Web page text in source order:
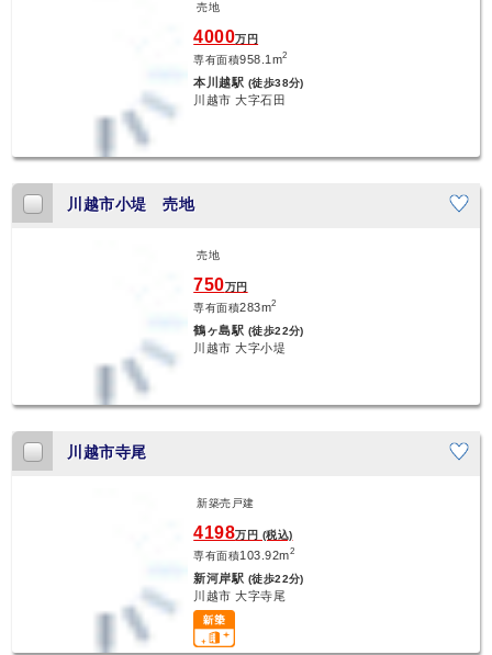
売地
4000万円
専有面積958.1m2
本川越駅 (徒歩38分)
川越市 大字石田
川越市小堤 売地
売地
750万円
専有面積283m2
鶴ヶ島駅 (徒歩22分)
川越市 大字小堤
川越市寺尾
新築売戸建
4198万円 (税込)
専有面積103.92m2
新河岸駅 (徒歩22分)
川越市 大字寺尾